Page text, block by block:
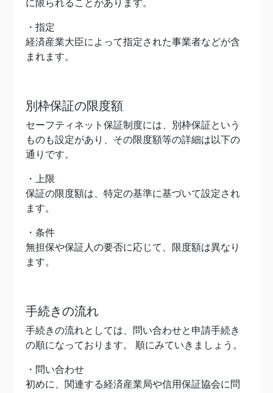
に限られることがあります。
・指定
経済産業大臣によって指定された事業者などが含
まれます。
別枠保証の限度額
セーフティネット保証制度には、別枠保証という
ものも設定があり、その限度額等の詳細は以下の
通りです。
・上限
保証の限度額は、特定の基準に基づいて設定され
ます。
・条件
無担保や保証人の要否に応じて、限度額は異なり
ます。
手続きの流れ
手続きの流れとしては、問い合わせと申請手続き
の順になっております。 順にみていきましょう。
・問い合わせ
初めに、関連する経済産業局や信用保証協会に問